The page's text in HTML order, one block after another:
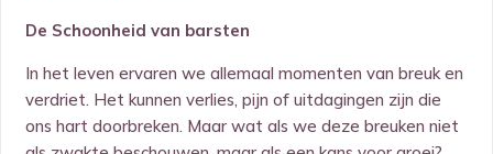
De Schoonheid van barsten
In het leven ervaren we allemaal momenten van breuk en
verdriet. Het kunnen verlies, pijn of uitdagingen zijn die
ons hart doorbreken. Maar wat als we deze breuken niet